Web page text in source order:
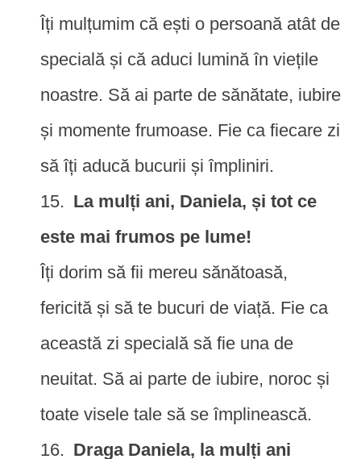
Îți mulțumim că ești o persoană atât de
specială și că aduci lumină în viețile
noastre. Să ai parte de sănătate, iubire
și momente frumoase. Fie ca fiecare zi
să îți aducă bucurii și împliniri.
La mulți ani, Daniela, și tot ce
este mai frumos pe lume!
Îți dorim să fii mereu sănătoasă,
fericită și să te bucuri de viață. Fie ca
această zi specială să fie una de
neuitat. Să ai parte de iubire, noroc și
toate visele tale să se împlinească.
Draga Daniela, la mulți ani